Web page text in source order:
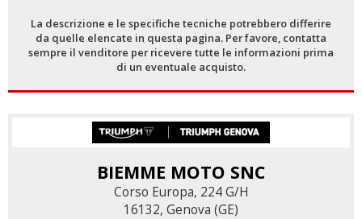
La descrizione e le specifiche tecniche potrebbero differire
da quelle elencate in questa pagina. Per favore, contatta
sempre il venditore per ricevere tutte le informazioni prima
di un eventuale acquisto.
BIEMME MOTO SNC
Corso Europa, 224 G/H
16132, Genova (GE)